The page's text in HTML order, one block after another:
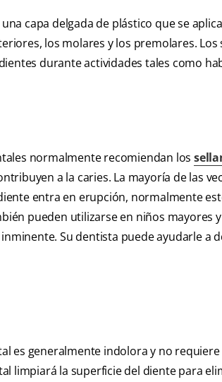
capa delgada de plástico que se
los molares y los premolares.
durante actividades tales como
normalmente recomiendan los
a la caries. La mayoría de las
entra en erupción, normalmente
pueden utilizarse en niños
Su dentista puede ayudarle a
es generalmente indolora y no
limpiará la superficie del diente para